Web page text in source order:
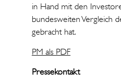
in Hand mit den
bundesweiten Vergleich
gebracht hat.
PM als PDF
Pressekontakt